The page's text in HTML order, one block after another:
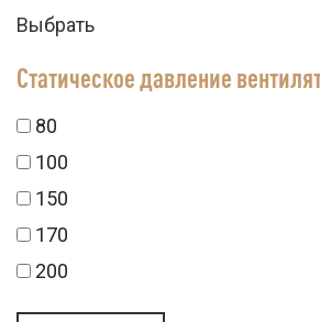
Выбрать
Статическое давление
80
100
150
170
200